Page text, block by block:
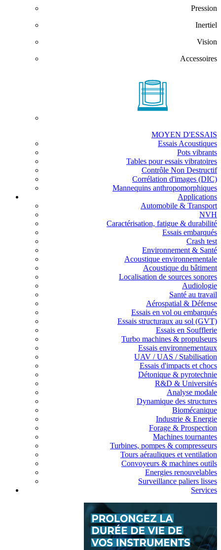
Pression
Inertiel
Vision
Accessoires
MOYEN D'ESSAIS
Essais Acoustiques
Pots vibrants
Tables pour essais vibratoires
Contrôle Non Destructif
Corrélation d'images (DIC)
Mannequins anthropomorphiques
Applications
Automobile & Transport
NVH
Caractérisation, fatigue & durabilité
Essais embarqués
Crash test
Environnement & Santé
Acoustique environnementale
Acoustique du bâtiment
Localisation de sources sonores
Audiologie
Santé au travail
Aérospatial & Défense
Essais en vol ou embarqués
Essais structuraux au sol (GVT)
Essais en Soufflerie
Turbo machines & propulseurs
Essais environnementaux
UAV / UAS / Stabilisation
Essais d'impacts et chocs
Détonique & pyrotechnie
R&D & Universités
Analyse modale
Dynamique des structures
Biomécanique
Industrie & Energie
Forage & Prospection
Machines tournantes
Turbines, pompes & compresseurs
Tours aérauliques et ventilation
Convoyeurs & machines outils
Energies renouvelables
Surveillance paliers lisses
Services